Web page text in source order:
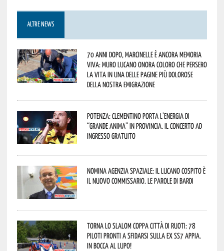
ALTRE NEWS
70 anni dopo, Marcinelle è ancora memoria
viva: Muro Lucano onora coloro che persero
la vita in una delle pagine più dolorose
della nostra emigrazione
Potenza: Clementino porta l’energia di
“Grande Anima” in provincia. Il concerto ad
ingresso gratuito
Nomina Agenzia Spaziale: il lucano Cospito è
il nuovo commissario. Le parole di Bardi
Torna lo Slalom Coppa Città di Ruoti: 78
piloti pronti a sfidarsi sulla ex SS7 Appia.
In bocca al lupo!